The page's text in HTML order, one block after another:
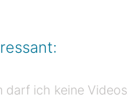
darf ich keine